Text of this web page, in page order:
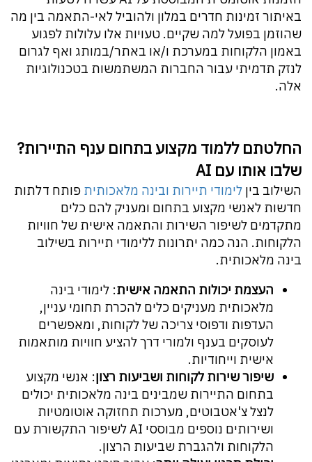
באיתור זמינות חדרים במלון ולהוביל לאי-התאמה בין מה
שהוזמן בפועל למה שקיים. טעויות אלו עלולות לפגוע
באמון הלקוחות במערכת ו/או באתר/במותג ואף לגרום
לנזק תדמיתי עבור החברות המשתמשות בטכנולוגיות
אלה.
החלטתם ללמוד מקצוע בתחום ענף התיירות?
שלבו אותו עם AI
השילוב בין לימודי תיירות ובינה מלאכותית פותח דלתות
חדשות לאנשי מקצוע בתחום ומעניק להם כלים
מתקדמים לשיפור השירות והתאמה אישית של חוויות
הלקוחות. הנה כמה יתרונות ללימודי תיירות בשילוב
בינה מלאכותית.
העצמת יכולות התאמה אישית: לימודי בינה
מלאכותית מעניקים כלים להכרת תחומי עניין,
העדפות ודפוסי צריכה של לקוחות, ומאפשרים
לעוסקים בענף ולמורי דרך להציע חוויות מותאמות
אישית וייחודיות.
שיפור שירות לקוחות ושביעות רצון: אנשי מקצוע
בתחום התיירות שמבינים בינה מלאכותית יכולים
לנצל צ'אטבוטים, מערכות תחזוקה אוטומטיות
ושירותים נוספים מבוססי AI לשיפור התקשורת עם
הלקוחות ולהגברת שביעות הרצון.